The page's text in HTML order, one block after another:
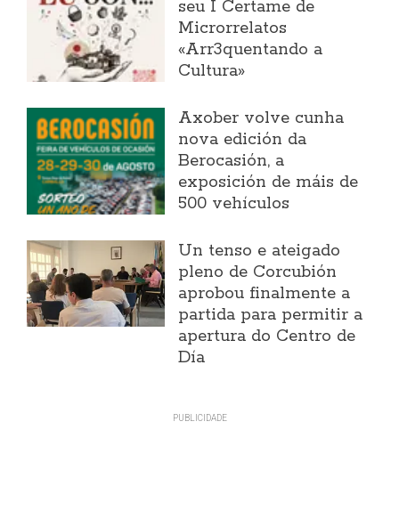
seu I Certame de
Microrrelatos
«Arr3quentando a
Cultura»
Axober volve cunha
nova edición da
Berocasión, a
exposición de máis de
500 vehículos
Un tenso e ateigado
pleno de Corcubión
aprobou finalmente a
partida para permitir a
apertura do Centro de
Día